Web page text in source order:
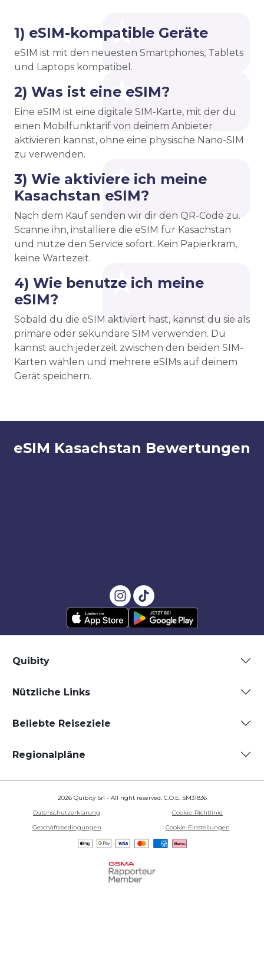
1) eSIM-kompatible Geräte
eSIM ist mit den neuesten Smartphones, Tablets
und Laptops kompatibel.
2) Was ist eine eSIM?
Eine eSIM ist eine digitale SIM-Karte, mit der du
einen Mobilfunktarif von deinem Anbieter
aktivieren kannst, ohne eine physische Nano-SIM
zu verwenden.
3) Wie aktiviere ich meine
Kasachstan eSIM?
Nach dem Kauf senden wir dir den QR-Code zu.
Scanne ihn, installiere die eSIM für Kasachstan
und nutze den Service sofort. Kein Papierkram,
keine Wartezeit.
4) Wie benutze ich meine
eSIM?
Sobald du die eSIM aktiviert hast, kannst du sie als
primäre oder sekundäre SIM verwenden. Du
kannst auch jederzeit zwischen den beiden SIM-
Karten wählen und mehrere eSIMs auf deinem
Gerät speichern.
eSIM Kasachstan Bewertungen
Quibity
Nützliche Links
Beliebte Reiseziele
Regionalpläne
2026 Quibity Srl - All right reserved. C.O.E. SM31836
Datenschutzerklärung
Cookie-Richtlinie
Geschäftsbedingungen
Cookie-Einstellungen